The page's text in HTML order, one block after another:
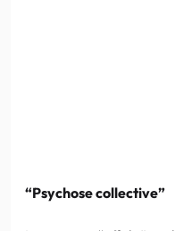
“Psychose collective”